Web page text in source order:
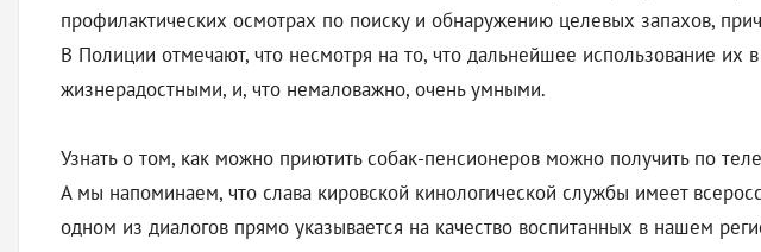
профилактических осмотрах по поиску и обнаружению целевых запахов,
В Полиции отмечают, что несмотря на то, что дальнейшее использование
жизнерадостными, и, что немаловажно, очень умными.
Узнать о том, как можно приютить собак-пенсионеров можно получить по
А мы напоминаем, что слава кировской кинологической службы имеет
одном из диалогов прямо указывается на качество воспитанных в нашем